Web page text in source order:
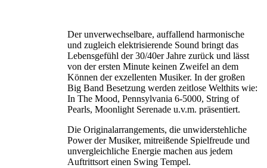
Der unverwechselbare, auffallend harmonische
und zugleich elektrisierende Sound bringt das
Lebensgefühl der 30/40er Jahre zurück und lässt
von der ersten Minute keinen Zweifel an dem
Können der exzellenten Musiker. In der großen
Big Band Besetzung werden zeitlose Welthits wie:
In The Mood, Pennsylvania 6-5000, String of
Pearls, Moonlight Serenade u.v.m. präsentiert.
Die Originalarrangements, die unwiderstehliche
Power der Musiker, mitreißende Spielfreude und
unvergleichliche Energie machen aus jedem
Auftrittsort einen Swing Tempel.